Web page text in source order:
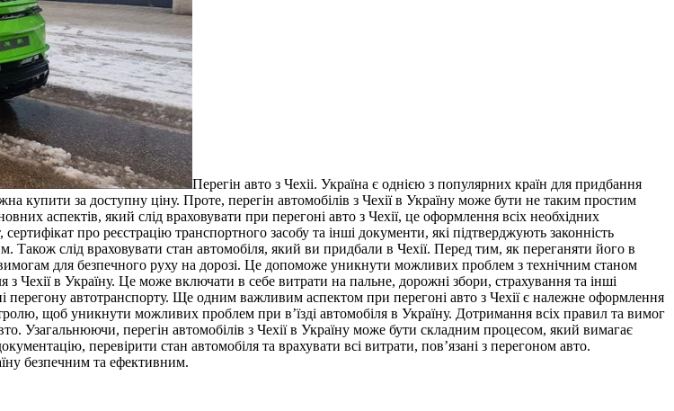
Пeрeгiн aвтo з Чexii. Україна є однією з популярних країн для придбання
купити за доступну ціну. Проте, перегін автомобілів з Чехії в Україну може бути не таким простим
аспектів, який слід враховувати при перегоні авто з Чехії, це оформлення всіх необхідних
про реєстрацію транспортного засобу та інші документи, які підтверджують законність
слід враховувати стан автомобіля, який ви придбали в Чехії. Перед тим, як переганяти його в
для безпечного руху на дорозі. Це допоможе уникнути можливих проблем з технічним станом
з Чехії в Україну. Це може включати в себе витрати на пальне, дорожні збори, страхування та інші
перегону автотранспорту. Ще одним важливим аспектом при перегоні авто з Чехії є належне оформлення
щоб уникнути можливих проблем при в’їзді автомобіля в Україну. Дотримання всіх правил та вимог
Узагальнюючи, перегін автомобілів з Чехії в Україну може бути складним процесом, який вимагає
перевірити стан автомобіля та врахувати всі витрати, пов’язані з перегоном авто.
безпечним та ефективним.